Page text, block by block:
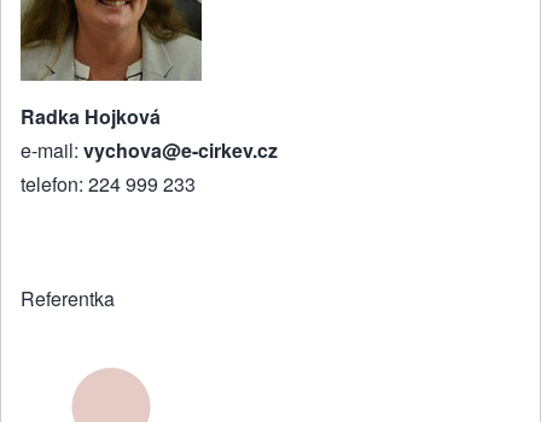
Radka Hojková
e-mail: vychova@e-cirkev.cz
telefon: 224 999 233
Referentka